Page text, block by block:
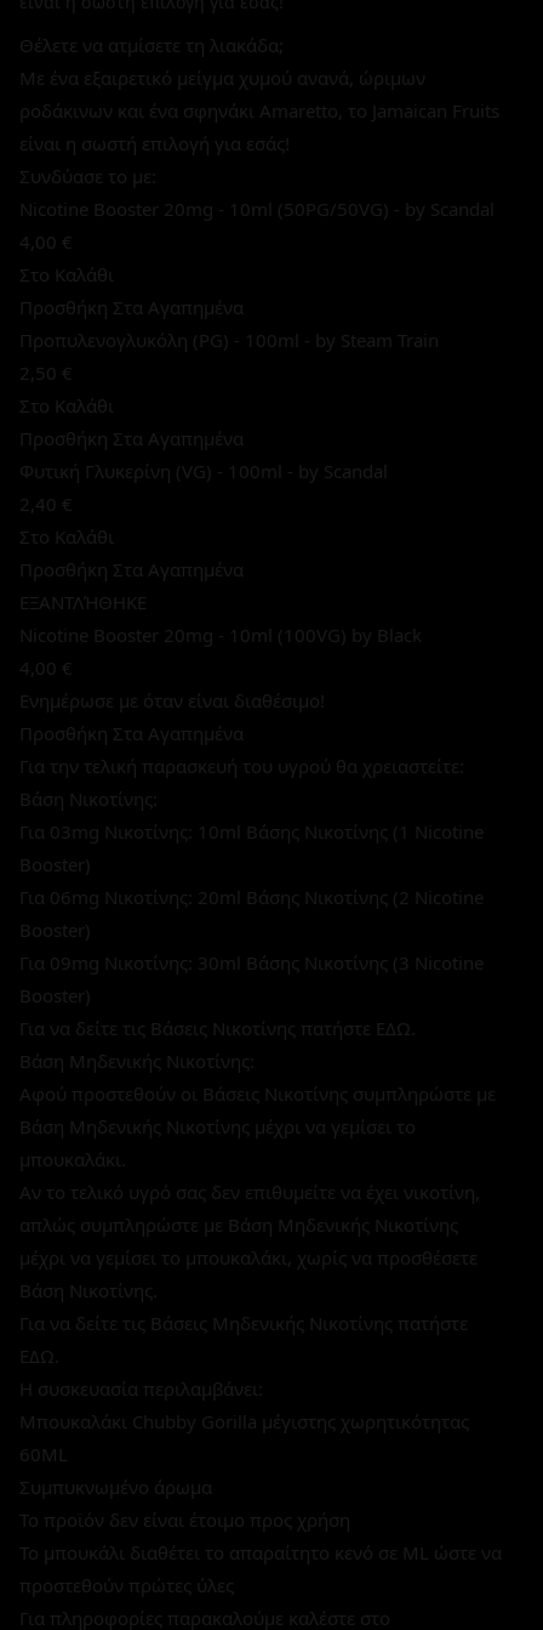
Θέλετε να ατμίσετε τη λιακάδα;
Με ένα εξαιρετικό μείγμα χυμού ανανά, ώριμων
ροδάκινων και ένα σφηνάκι Amaretto, το Jamaican Fruits
είναι η σωστή επιλογή για εσάς!
Συνδύασε το με:
Nicotine Booster 20mg - 10ml (50PG/50VG) - by Scandal
4,00 €
Στο Καλάθι
Προσθήκη Στα Αγαπημένα
Προπυλενογλυκόλη (PG) - 100ml - by Steam Train
2,50 €
Στο Καλάθι
Προσθήκη Στα Αγαπημένα
Φυτική Γλυκερίνη (VG) - 100ml - by Scandal
2,40 €
Στο Καλάθι
Προσθήκη Στα Αγαπημένα
ΕΞΑΝΤΛΉΘΗΚΕ
Nicotine Booster 20mg - 10ml (100VG) by Black
4,00 €
Ενημέρωσε με όταν είναι διαθέσιμο!
Προσθήκη Στα Αγαπημένα
Για την τελική παρασκευή του υγρού θα χρειαστείτε:
Βάση Νικοτίνης:
Για 03mg Νικοτίνης: 10ml Βάσης Νικοτίνης (1 Nicotine
Booster)
Για 06mg Νικοτίνης: 20ml Βάσης Νικοτίνης (2 Nicotine
Booster)
Για 09mg Νικοτίνης: 30ml Βάσης Νικοτίνης (3 Nicotine
Booster)
Για να δείτε τις Βάσεις Νικοτίνης πατήστε ΕΔΩ.
Βάση Μηδενικής Νικοτίνης:
Αφού προστεθούν οι Βάσεις Νικοτίνης συμπληρώστε με
Βάση Μηδενικής Νικοτίνης μέχρι να γεμίσει το
μπουκαλάκι.
Αν το τελικό υγρό σας δεν επιθυμείτε να έχει νικοτίνη,
απλώς συμπληρώστε με Βάση Μηδενικής Νικοτίνης
μέχρι να γεμίσει το μπουκαλάκι, χωρίς να προσθέσετε
Βάση Νικοτίνης.
Για να δείτε τις Βάσεις Μηδενικής Νικοτίνης πατήστε
ΕΔΩ.
Η συσκευασία περιλαμβάνει:
Μπουκαλάκι Chubby Gorilla μέγιστης χωρητικότητας
60ML
Συμπυκνωμένο άρωμα
Το προϊόν δεν είναι έτοιμο προς χρήση
Το μπουκάλι διαθέτει το απαραίτητο κενό σε ML ώστε να
προστεθούν πρώτες ύλες
Για πληροφορίες παρακαλούμε καλέστε στο